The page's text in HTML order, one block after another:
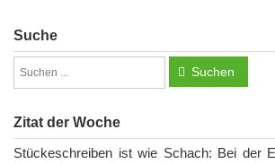
Suche
Suchen
Zitat der Woche
Stückeschreiben ist wie Schach: Bei der